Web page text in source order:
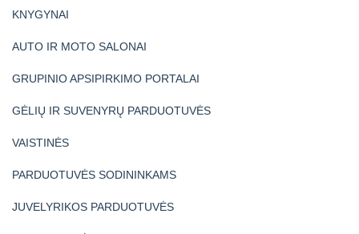
KNYGYNAI
AUTO IR MOTO SALONAI
GRUPINIO APSIPIRKIMO PORTALAI
GĖLIŲ IR SUVENYRŲ PARDUOTUVĖS
VAISTINĖS
PARDUOTUVĖS SODININKAMS
JUVELYRIKOS PARDUOTUVĖS